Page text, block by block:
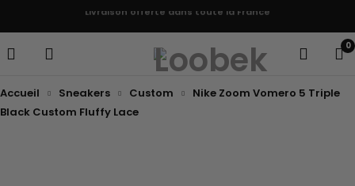
Livraison offerte dans toute la France
0
Accueil Sneakers Custom
Nike Zoom Vomero 5 Triple
Black Custom Fluffy Lace